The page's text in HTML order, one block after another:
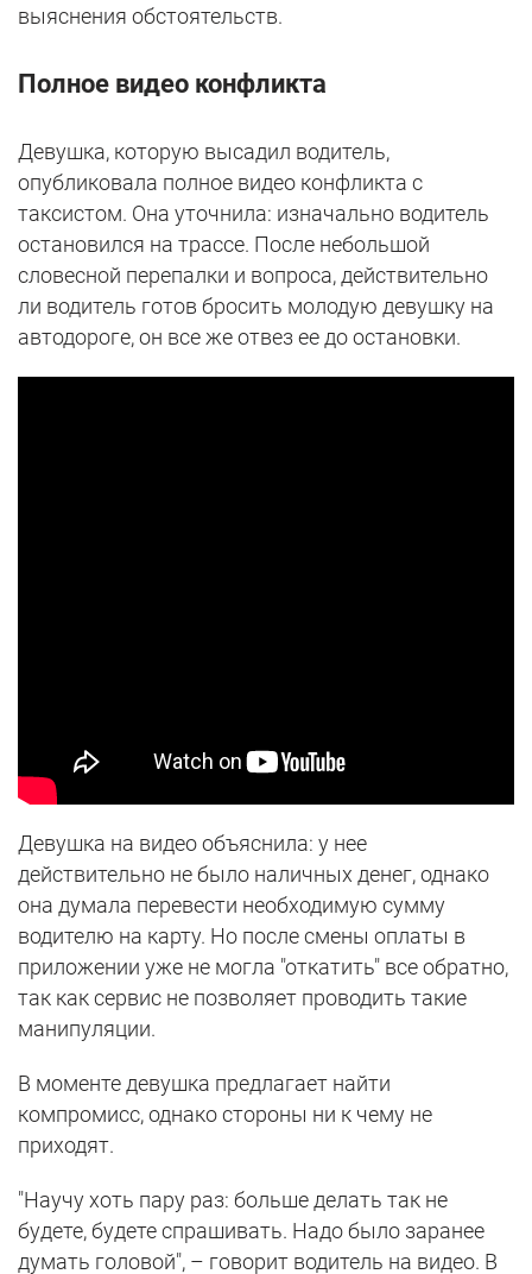
выяснения обстоятельств.
Полное видео конфликта
Девушка, которую высадил водитель,
опубликовала полное видео конфликта с
таксистом. Она уточнила: изначально водитель
остановился на трассе. После небольшой
словесной перепалки и вопроса, действительно
ли водитель готов бросить молодую девушку на
автодороге, он все же отвез ее до остановки.
Девушка на видео объяснила: у нее
действительно не было наличных денег, однако
она думала перевести необходимую сумму
водителю на карту. Но после смены оплаты в
приложении уже не могла "откатить" все обратно,
так как сервис не позволяет проводить такие
манипуляции.
В моменте девушка предлагает найти
компромисс, однако стороны ни к чему не
приходят.
"Научу хоть пару раз: больше делать так не
будете, будете спрашивать. Надо было заранее
думать головой", – говорит водитель на видео. В